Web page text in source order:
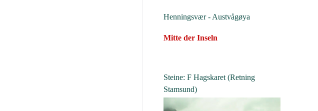
Henningsvær - Austvågøya
Mitte der Inseln
Steine: F Hagskaret (Retning
Stamsund)